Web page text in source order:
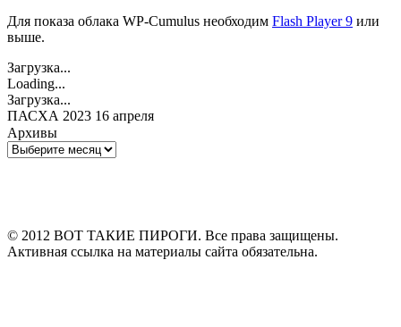
Для показа облака WP-Cumulus необходим Flash Player 9 или
выше.
Загрузка...
Loading...
Загрузка...
ПАСХА 2023 16 апреля
Архивы
Архивы
© 2012 ВОТ ТАКИЕ ПИРОГИ. Все права защищены.
Активная ссылка на материалы сайта обязательна.